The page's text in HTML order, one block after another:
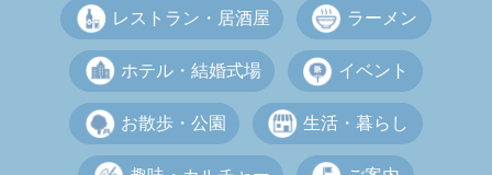
レストラン・居酒屋 ラーメン
ホテル・結婚式場 イベント
お散歩・公園 生活・暮らし